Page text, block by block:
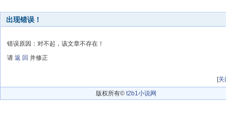
出现错误！
错误原因：对不起，该文章不存在！
请 返 回 并修正
[关
版权所有© t2b1小说网